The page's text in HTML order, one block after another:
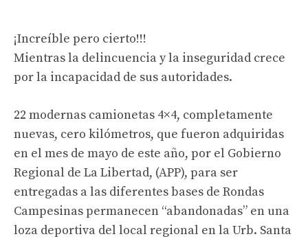
¡Increíble pero cierto!!!
Mientras la delincuencia y la inseguridad crece
por la incapacidad de sus autoridades.
22 modernas camionetas 4×4, completamente
nuevas, cero kilómetros, que fueron adquiridas
en el mes de mayo de este año, por el Gobierno
Regional de La Libertad, (APP), para ser
entregadas a las diferentes bases de Rondas
Campesinas permanecen “abandonadas” en una
loza deportiva del local regional en la Urb. Santa